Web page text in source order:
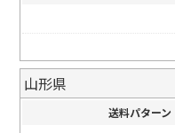
山形県
送料パターン